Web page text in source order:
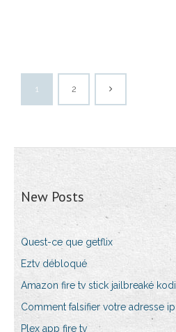
1 2
New Posts
Quest-ce que getflix
Eztv débloqué
Amazon fire tv stick jailbreaké kodi
Comment falsifier votre adresse ip
Plex app fire tv